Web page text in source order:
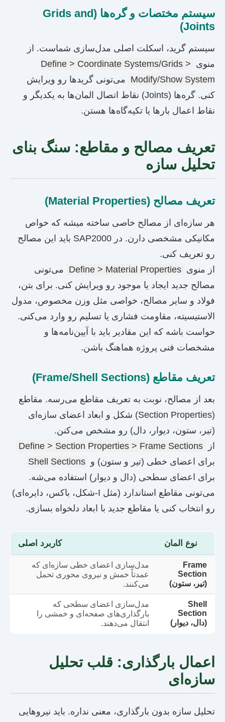
سیستم مختصات و گره‌ها (Grids and
Joints)
سیستم گرید، اسکلت اصلی مدل‌سازی شماست. از
منوی Define > Coordinate Systems/Grids >
Modify/Show System می‌تونی گریدها رو ویرایش
کنی. گره‌ها (Joints) نقاط اتصال المان‌ها به یکدیگر و
نقاط اعمال بارها یا تکیه‌گاه‌ها هستن.
تعریف مصالح و مقاطع: سنگ بنای
تحلیل سازه
تعریف مصالح (Material Properties)
هر سازه‌ای از مصالح خاصی ساخته میشه که خواص
مکانیکی مشخصی دارن. در SAP2000 باید این مصالح
رو تعریف کنی.
از منوی Define > Material Properties می‌تونی
مصالح جدید ایجاد یا موجود رو ویرایش کنی. برای بتن،
فولاد و سایر مصالح، خواصی مثل وزن مخصوص، مدول
الاستیسیته، مقاومت فشاری یا تسلیم رو وارد می‌کنی.
حواست باشه که این مقادیر باید با آیین‌نامه‌ها و
مشخصات فنی پروژه هماهنگ باشن.
تعریف مقاطع (Frame/Shell Sections)
بعد از مصالح، نوبت به تعریف مقاطع می‌رسه. مقاطع
(Section Properties) شکل و ابعاد اعضای سازه‌ای
(تیر، ستون، دیوار، دال) رو مشخص می‌کنن.
از
Define > Section Properties > Frame Sections
برای اعضای خطی (تیر و ستون) و Shell Sections
برای اعضای سطحی (دال و دیوار) استفاده می‌شه.
می‌تونی مقاطع استاندارد (مثل I-شکل، باکس، دایره‌ای)
رو انتخاب کنی یا مقاطع جدید با ابعاد دلخواه بسازی.
نوع المان کاربرد اصلی
Frame
Section
(تیر، ستون)
مدل‌سازی اعضای خطی سازه‌ای که
عمدتاً خمش و نیروی محوری تحمل
می‌کنند.
Shell
Section
(دال، دیوار)
مدل‌سازی اعضای سطحی که
بارگذاری‌های صفحه‌ای و خمشی را
انتقال می‌دهند.
اعمال بارگذاری: قلب تحلیل
سازه‌ای
تحلیل سازه بدون بارگذاری، معنی نداره. باید نیروهایی